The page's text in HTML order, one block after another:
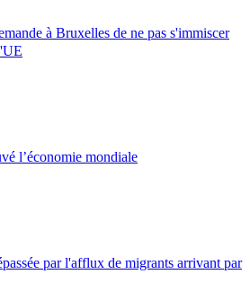
à Bruxelles de ne pas s'immiscer
l’économie mondiale
par l'afflux de migrants arrivant par